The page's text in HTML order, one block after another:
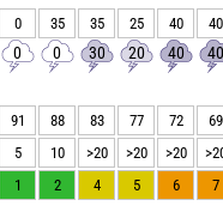
0 35 35 25 40 40
0 0 30 20 40 40
91 88 83 77 72
69
5 10 >20 >20 >20
1 2 4 5 6 7